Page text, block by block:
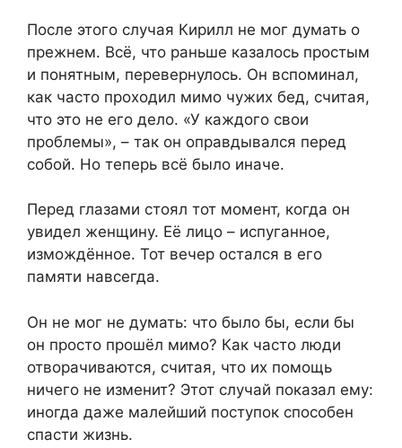
После этого случая Кирилл не мог думать о
прежнем. Всё, что раньше казалось простым
и понятным, перевернулось. Он вспоминал,
как часто проходил мимо чужих бед, считая,
что это не его дело. «У каждого свои
проблемы», – так он оправдывался перед
собой. Но теперь всё было иначе.
Перед глазами стоял тот момент, когда он
увидел женщину. Её лицо – испуганное,
измождённое. Тот вечер остался в его
памяти навсегда.
Он не мог не думать: что было бы, если бы
он просто прошёл мимо? Как часто люди
отворачиваются, считая, что их помощь
ничего не изменит? Этот случай показал ему:
иногда даже малейший поступок способен
спасти жизнь.